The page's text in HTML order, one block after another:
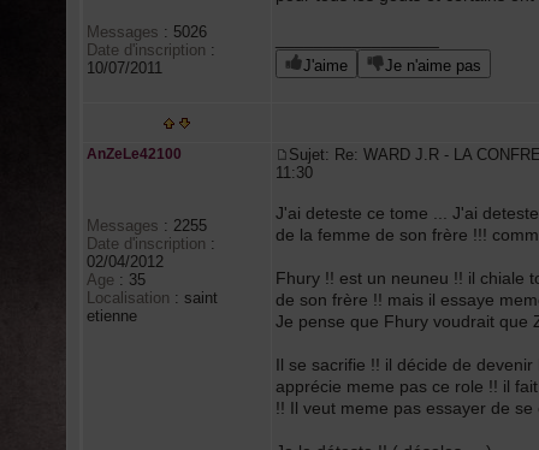
Messages : 5026
Date d'inscription :
10/07/2011
J'aime Je n'aime pas
AnZeLe42100
Messages : 2255
Date d'inscription :
02/04/2012
Age : 35
Localisation : saint
etienne
Sujet: Re: WARD J.R - LA
11:30
J'ai deteste ce tome ... J'ai
de la femme de son frère !!!
Fhury !! est un neuneu !! il chiale
de son frère !! mais il essaye
Je pense que Fhury voudrait que
Il se sacrifie !! il décide de
apprécie meme pas ce role !! il
!! Il veut meme pas essayer de